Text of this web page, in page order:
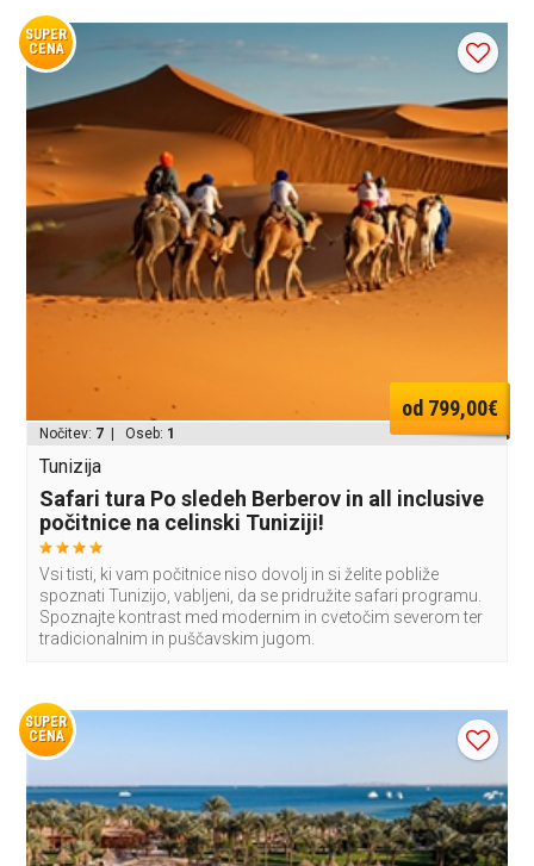
SUPER
CENA
od 799,00€
Nočitev: 7 | Oseb: 1
Tunizija
Safari tura Po sledeh Berberov in all inclusive
počitnice na celinski Tuniziji!
Vsi tisti, ki vam počitnice niso dovolj in si želite pobliže
spoznati Tunizijo, vabljeni, da se pridružite safari programu.
Spoznajte kontrast med modernim in cvetočim severom ter
tradicionalnim in puščavskim jugom.
SUPER
CENA